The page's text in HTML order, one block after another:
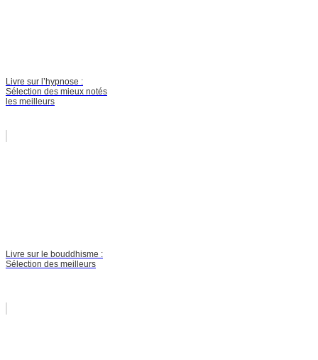
Livre sur l’hypnose :
Sélection des mieux notés
les meilleurs
Livre sur le bouddhisme :
Sélection des meilleurs